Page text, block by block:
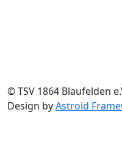
© TSV 1864 Blaufelden
Design byAstroid